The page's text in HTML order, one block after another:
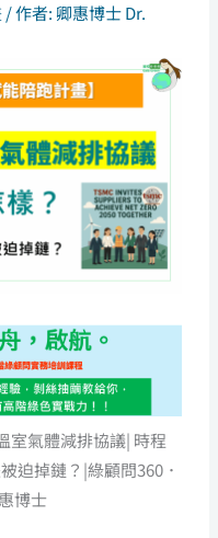
/ 作者: 卿惠博士 Dr.
室氣體減排協議| 時程
迫掉鏈？|綠顧問360．
博士